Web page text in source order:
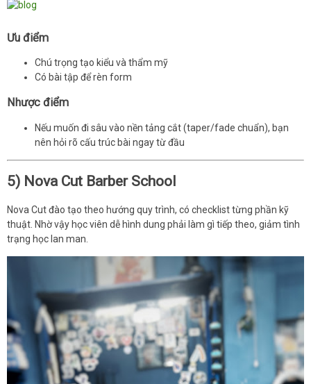
Ưu điểm
Chú trọng tạo kiểu và thẩm mỹ
Có bài tập để rèn form
Nhược điểm
Nếu muốn đi sâu vào nền tảng cắt (taper/fade chuẩn), bạn
nên hỏi rõ cấu trúc bài ngay từ đầu
5) Nova Cut Barber School
Nova Cut đào tạo theo hướng quy trình, có checklist từng phần kỹ
thuật. Nhờ vậy học viên dễ hình dung phải làm gì tiếp theo, giảm tình
trạng học lan man.